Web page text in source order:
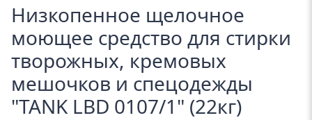
Низкопенное щелочное
моющее средство для стирки
творожных, кремовых
мешочков и спецодежды
"TANK LBD 0107/1" (22кг)